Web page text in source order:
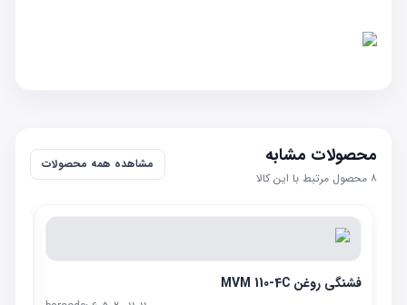
محصولات مشابه
۸ محصول مرتبط با این کالا
مشاهده همه محصولات
فشنگی روغن MVM 110-4C